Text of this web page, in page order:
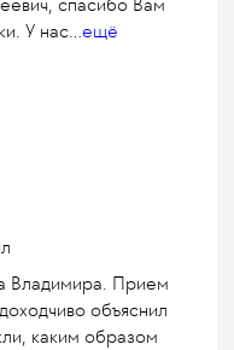
У нас...ещё
Владимира. Прием
объяснил
каким образом